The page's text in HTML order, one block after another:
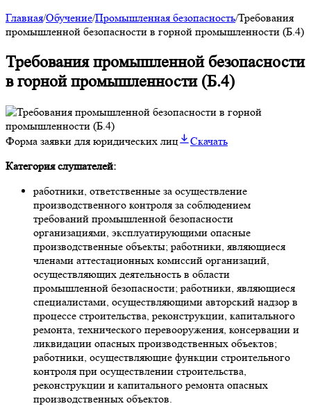
Главная/Обучение/Промышленная безопасность/Требования
промышленной безопасности в горной промышленности (Б.4)
Требования промышленной безопасности
в горной промышленности (Б.4)
Форма заявки для юридических лиц
Скачать
Категория слушателей:
работники, ответственные за осуществление
производственного контроля за соблюдением
требований промышленной безопасности
организациями, эксплуатирующими опасные
производственные объекты; работники, являющиеся
членами аттестационных комиссий организаций,
осуществляющих деятельность в области
промышленной безопасности; работники, являющиеся
специалистами, осуществляющими авторский надзор в
процессе строительства, реконструкции, капитального
ремонта, технического перевооружения, консервации и
ликвидации опасных производственных объектов;
работники, осуществляющие функции строительного
контроля при осуществлении строительства,
реконструкции и капитального ремонта опасных
производственных объектов.